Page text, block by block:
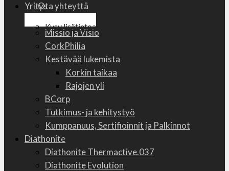
Ota yhteyttä
Kysy lisätietoasearch
Yritys
Missio ja Visio
CorkPhilia
Kestävää lukemista
Korkin taikaa
Rajojen yli
BCorp
Tutkimus- ja kehitystyö
Kumppanuus, Sertifioinnit ja Palkinnot
Diathonite
Diathonite Thermactive.037
Diathonite Evolution